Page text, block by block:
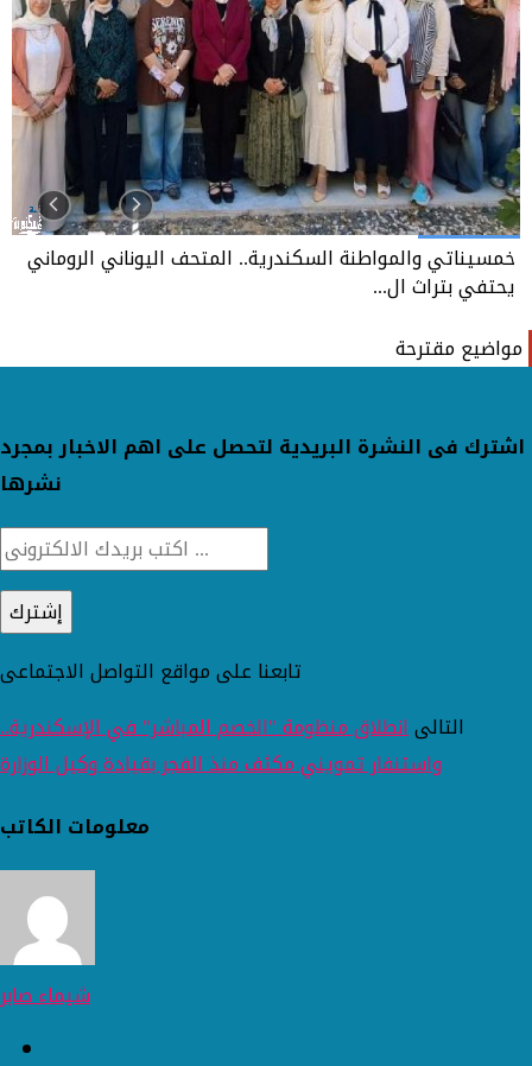
خمسيناتي والمواطنة السكندرية.. المتحف اليوناني الروماني
يحتفي بتراث ال...
مواضيع مقترحة
اشترك فى النشرة البريدية لتحصل على اهم الاخبار بمجرد
نشرها
تابعنا على مواقع التواصل الاجتماعى
التالىانطلاق منظومة "الخصم المباشر" في الإسكندرية..
واستنفار تمويني مكثف منذ الفجر بقيادة وكيل الوزارة
معلومات الكاتب
شيماء صابر